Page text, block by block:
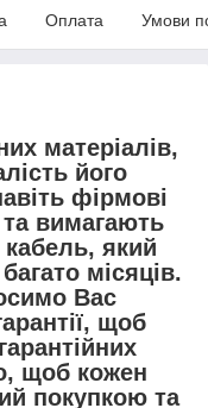
Оплата Умови
матеріалів,
його
фірмові
вимагають
кабель, який
місяців.
Вас
щоб
щоб кожен
покупкою та